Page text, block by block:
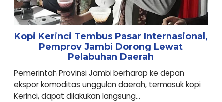
Kopi Kerinci Tembus Pasar Internasional,
Pemprov Jambi Dorong Lewat
Pelabuhan Daerah
Pemerintah Provinsi Jambi berharap ke depan
ekspor komoditas unggulan daerah, termasuk kopi
Kerinci, dapat dilakukan langsung...